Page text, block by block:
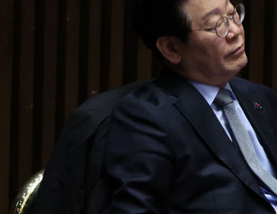
국적 살모네라 식중독 원인은 멕시코산 할라피뇨"-- CDC
]경찰·노동부, HL만도 평택사업장 끼임 사망 관련 압수수색
]합수본, '투표율 허위 입력' 중앙·서울·경기도 선관위 등 9곳
]삼성전자·SK하이닉스 동반 강보합…1%대 상승 출발
]코스닥, 5.95포인트(0.74%) 상승한 807.62개장
]코스피, 6300선 재탈환…1.09% 오른 6365.07 개장
다마스쿠스 교외에서 미니버스 폭발.. 14명 부상, 3명은 중
도 극한더위…서울 낮 39도 '폭염중대경보'
호르무즈서 "적국 목표물들"과 대치로 남부 케슘섬에서 두차